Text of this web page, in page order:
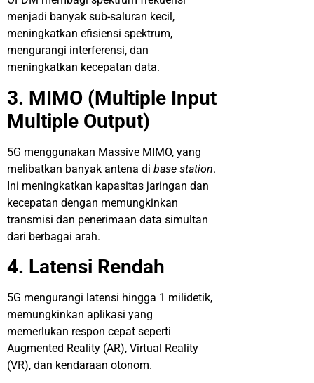
menjadi banyak sub-saluran kecil,
meningkatkan efisiensi spektrum,
mengurangi interferensi, dan
meningkatkan kecepatan data.
3. MIMO (Multiple Input
Multiple Output)
5G menggunakan Massive MIMO, yang
melibatkan banyak antena di base station.
Ini meningkatkan kapasitas jaringan dan
kecepatan dengan memungkinkan
transmisi dan penerimaan data simultan
dari berbagai arah.
4. Latensi Rendah
5G mengurangi latensi hingga 1 milidetik,
memungkinkan aplikasi yang
memerlukan respon cepat seperti
Augmented Reality (AR), Virtual Reality
(VR), dan kendaraan otonom.